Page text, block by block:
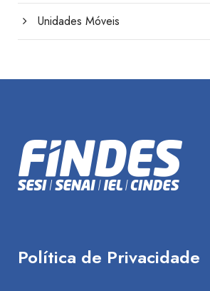
Unidades Móveis
Política de Privacidade